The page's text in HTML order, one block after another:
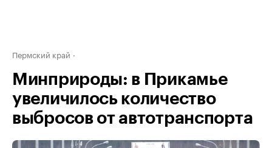
Пермский край
Минприроды: в Прикамье
увеличилось количество
выбросов от автотранспорта